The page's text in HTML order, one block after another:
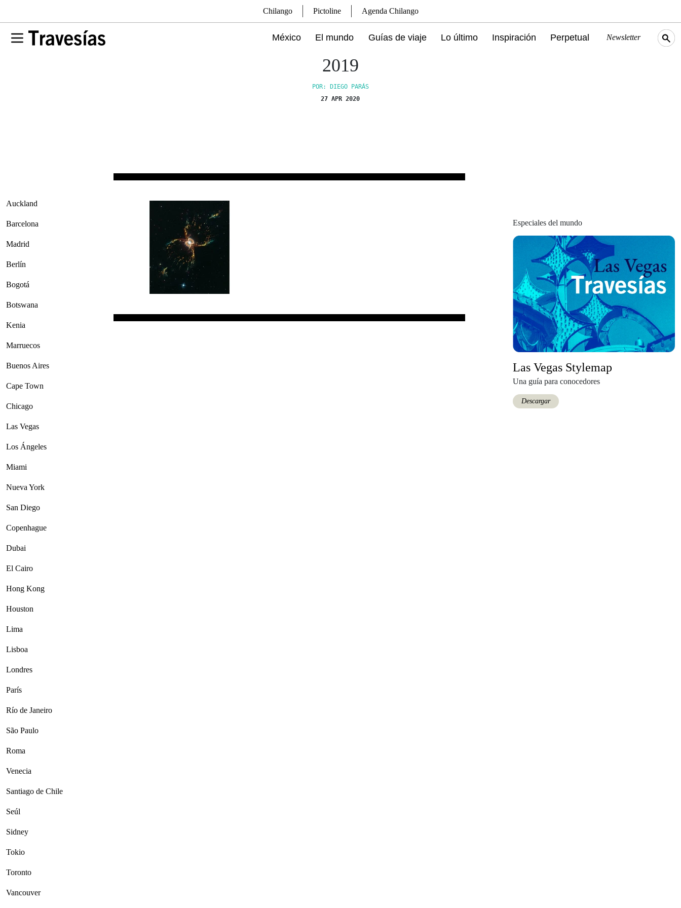
Chilango Pictoline Agenda Chilango
México El mundo Guías de viaje Lo último Inspiración Perpetual Newsletter
2019
POR: DIEGO PARÁS
27 APR 2020
Auckland
Barcelona
Madrid
Berlín
Bogotá
Botswana
Kenia
Marruecos
Buenos Aires
Cape Town
Chicago
Las Vegas
Los Ángeles
Miami
Nueva York
San Diego
Copenhague
Dubai
El Cairo
Hong Kong
Houston
Lima
Lisboa
Londres
París
Río de Janeiro
São Paulo
Roma
Venecia
Santiago de Chile
Seúl
Sidney
Tokio
Toronto
Vancouver
Especiales del mundo
Las Vegas Stylemap
Una guía para conocedores
Descargar